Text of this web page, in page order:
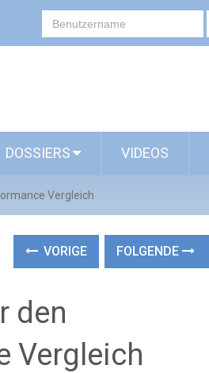
DOSSIERS VIDEOS
Vergleich
VORIGE FOLGENDE
den
Vergleich